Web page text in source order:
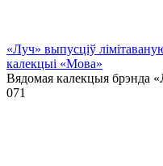
«Луч» выпусціў
калекцыі «Мова»
Вядомая калекцыя брэнда
071